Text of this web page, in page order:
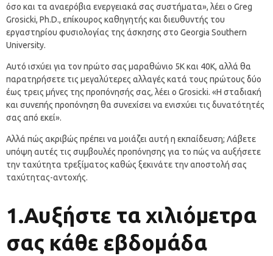
όσο και τα αναερόβια ενεργειακά σας συστήματα», λέει ο Greg
Grosicki, Ph.D., επίκουρος καθηγητής και διευθυντής του
εργαστηρίου φυσιολογίας της άσκησης στο Georgia Southern
University.
Αυτό ισχύει για τον πρώτο σας μαραθώνιο 5K και 40K, αλλά θα
παρατηρήσετε τις μεγαλύτερες αλλαγές κατά τους πρώτους δύο
έως τρεις μήνες της προπόνησής σας, λέει ο Grosicki. «Η σταδιακή
και συνεπής προπόνηση θα συνεχίσει να ενισχύει τις δυνατότητές
σας από εκεί».
Αλλά πώς ακριβώς πρέπει να μοιάζει αυτή η εκπαίδευση; Λάβετε
υπόψη αυτές τις συμβουλές προπόνησης για το πώς να αυξήσετε
την ταχύτητα τρεξίματος καθώς ξεκινάτε την αποστολή σας
ταχύτητας-αντοχής.
1.Αυξήστε τα χιλιόμετρα
σας κάθε εβδομάδα